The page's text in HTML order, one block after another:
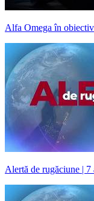
Alfa Omega în
Alertă de rugăciune |